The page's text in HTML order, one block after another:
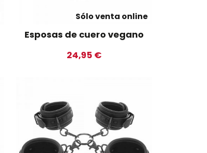
Sólo venta online
Esposas de cuero vegano
24,95 €